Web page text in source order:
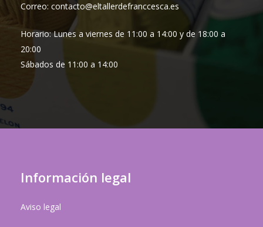
Correo: contacto@eltallerdefranccesca.es
Horario: Lunes a viernes de 11:00 a 14:00 y de 18:00 a
20:00
Sábados de 11:00 a 14:00
Información legal
Aviso legal